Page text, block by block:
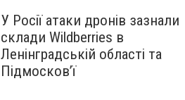
У Росії атаки дронів зазнали
склади Wildberries в
Ленінградській області та
Підмосков’ї